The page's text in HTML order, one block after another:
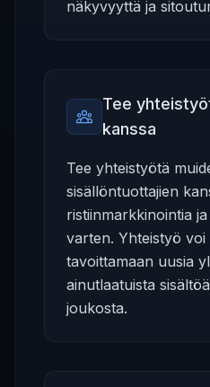
näkyvyyttä ja
Tee
kanssa
Tee yhteistyötä
sisällöntuottajien
ristiinmarkkinointia
varten. Yhteistyö voi
tavoittamaan uusia
ainutlaatuista
joukosta.